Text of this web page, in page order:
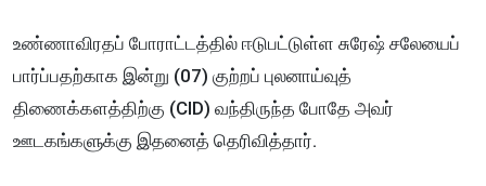
உண்ணாவிரதப் போராட்டத்தில் ஈடுபட்டுள்ள சுரேஷ் சலேயைப்
பார்ப்பதற்காக இன்று (07) குற்றப் புலனாய்வுத்
திணைக்களத்திற்கு (CID) வந்திருந்த போதே அவர்
ஊடகங்களுக்கு இதனைத் தெரிவித்தார்.